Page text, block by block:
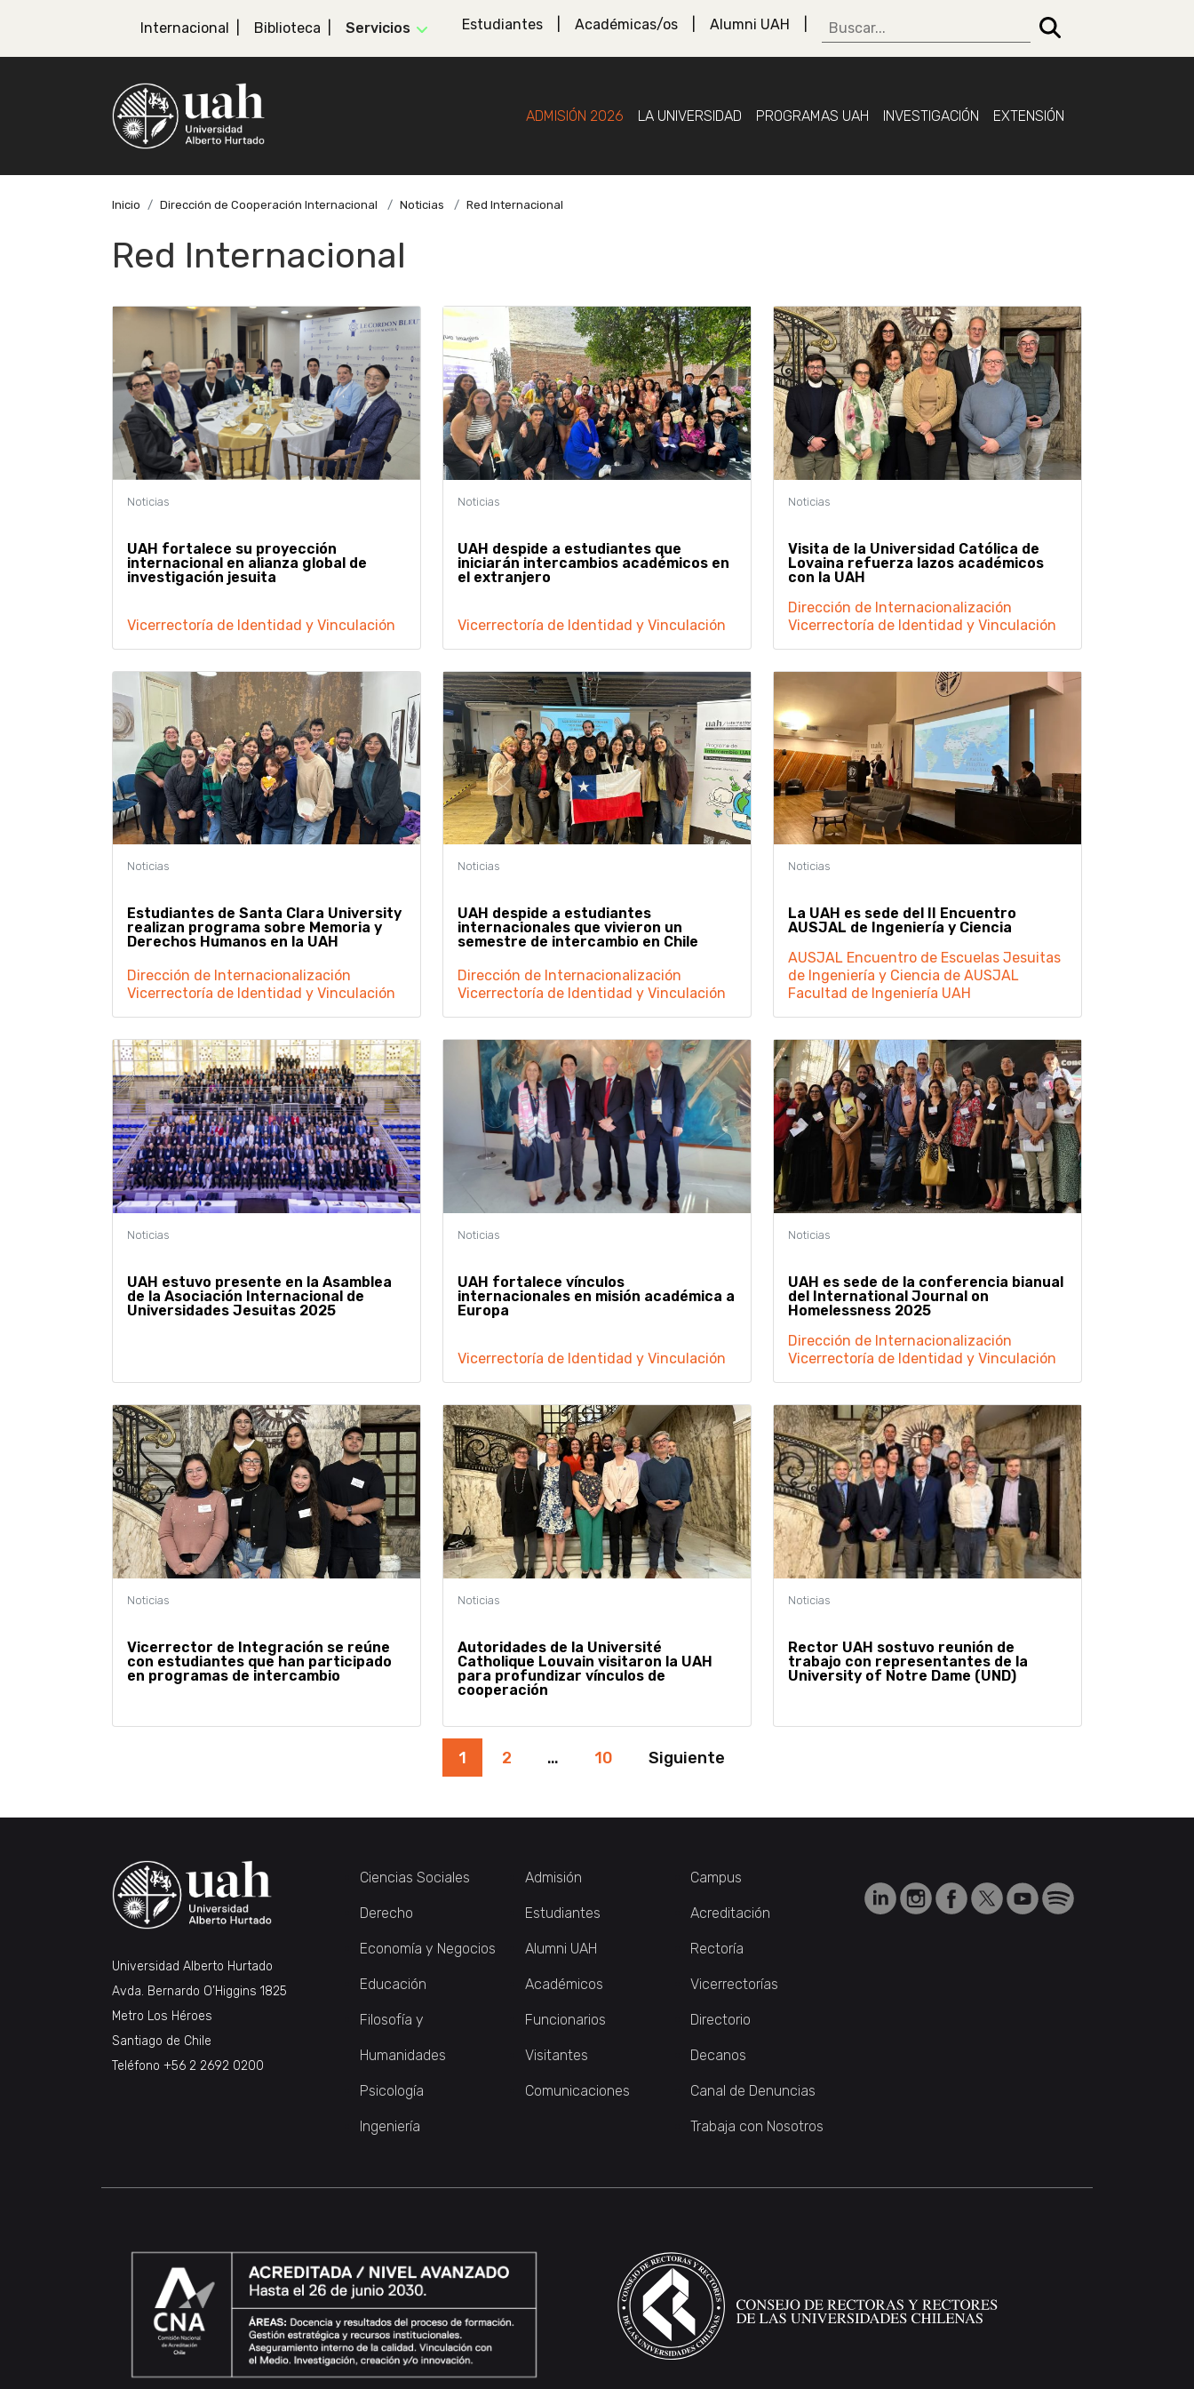
Internacional Biblioteca Servicios Estudiantes Académicas/os Alumni UAH
ADMISIÓN 2026 LA UNIVERSIDAD PROGRAMAS UAH INVESTIGACIÓN EXTENSIÓN
Inicio Dirección de Cooperación Internacional Noticias Red Internacional
Red Internacional
UAH fortalece su proyección
internacional en alianza global de
investigación jesuita
Vicerrectoría de Identidad y Vinculación
UAH despide a estudiantes que
iniciarán intercambios académicos en
el extranjero
Vicerrectoría de Identidad y Vinculación
Visita de la Universidad Católica de
Lovaina refuerza lazos académicos
con la UAH
Dirección de Internacionalización
Vicerrectoría de Identidad y Vinculación
Estudiantes de Santa Clara University
realizan programa sobre Memoria y
Derechos Humanos en la UAH
Dirección de Internacionalización
Vicerrectoría de Identidad y Vinculación
UAH despide a estudiantes
internacionales que vivieron un
semestre de intercambio en Chile
Dirección de Internacionalización
Vicerrectoría de Identidad y Vinculación
La UAH es sede del II Encuentro
AUSJAL de Ingeniería y Ciencia
AUSJAL Encuentro de Escuelas Jesuitas
de Ingeniería y Ciencia de AUSJAL
Facultad de Ingeniería UAH
UAH estuvo presente en la Asamblea
de la Asociación Internacional de
Universidades Jesuitas 2025
UAH fortalece vínculos
internacionales en misión académica a
Europa
Vicerrectoría de Identidad y Vinculación
UAH es sede de la conferencia bianual
del International Journal on
Homelessness 2025
Dirección de Internacionalización
Vicerrectoría de Identidad y Vinculación
Vicerrector de Integración se reúne
con estudiantes que han participado
en programas de intercambio
Autoridades de la Université
Catholique Louvain visitaron la UAH
para profundizar vínculos de
cooperación
Rector UAH sostuvo reunión de
trabajo con representantes de la
University of Notre Dame (UND)
entradas
1 2 … 10 Siguiente
Universidad Alberto Hurtado
Avda. Bernardo O’Higgins 1825
Metro Los Héroes
Santiago de Chile
Teléfono +56 2 2692 0200
Ciencias Sociales
Derecho
Economía y Negocios
Educación
Filosofía y
Humanidades
Psicología
Ingeniería
Admisión
Estudiantes
Alumni UAH
Académicos
Funcionarios
Visitantes
Comunicaciones
Campus
Acreditación
Rectoría
Vicerrectorías
Directorio
Decanos
Canal de Denuncias
Trabaja con Nosotros